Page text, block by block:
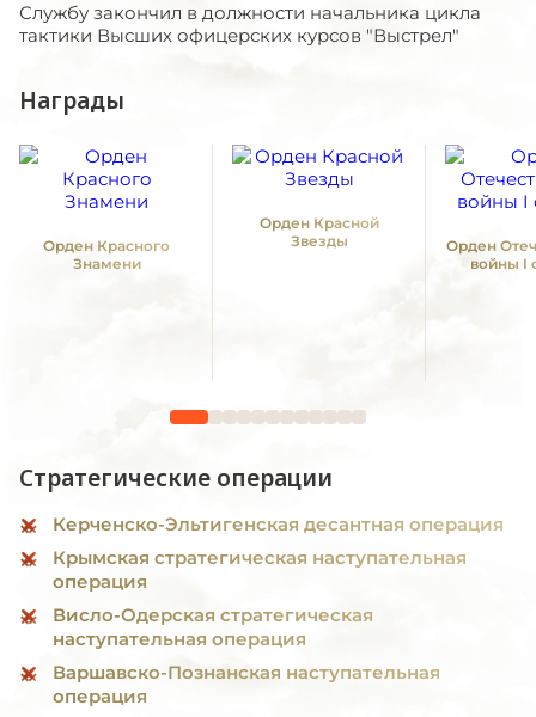
Службу закончил в должности начальника цикла
тактики Высших офицерских курсов "Выстрел"
Награды
Орден Красного
Знамени
Орден Красной
Звезды
Орден
войны I
Стратегические операции
Керченско-Эльтигенская десантная операция
Крымская стратегическая наступательная
операция
Висло-Одерская стратегическая
наступательная операция
Варшавско-Познанская наступательная
операция